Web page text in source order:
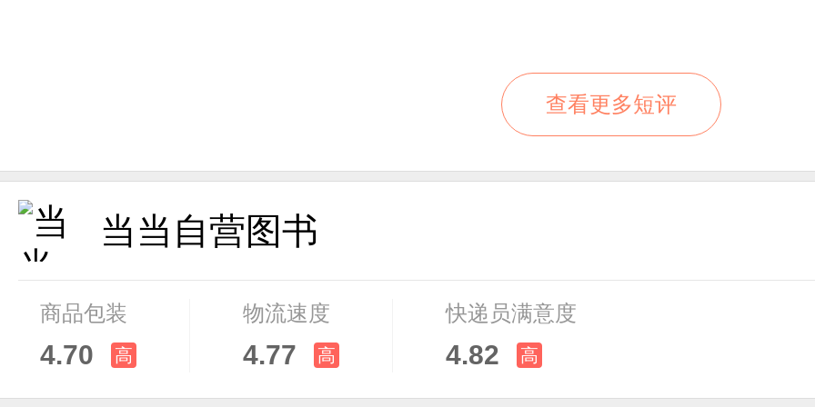
查看更多短评
当当自营图书
商品包装
4.70 高
物流速度
4.77 高
快递员满意度
4.82 高